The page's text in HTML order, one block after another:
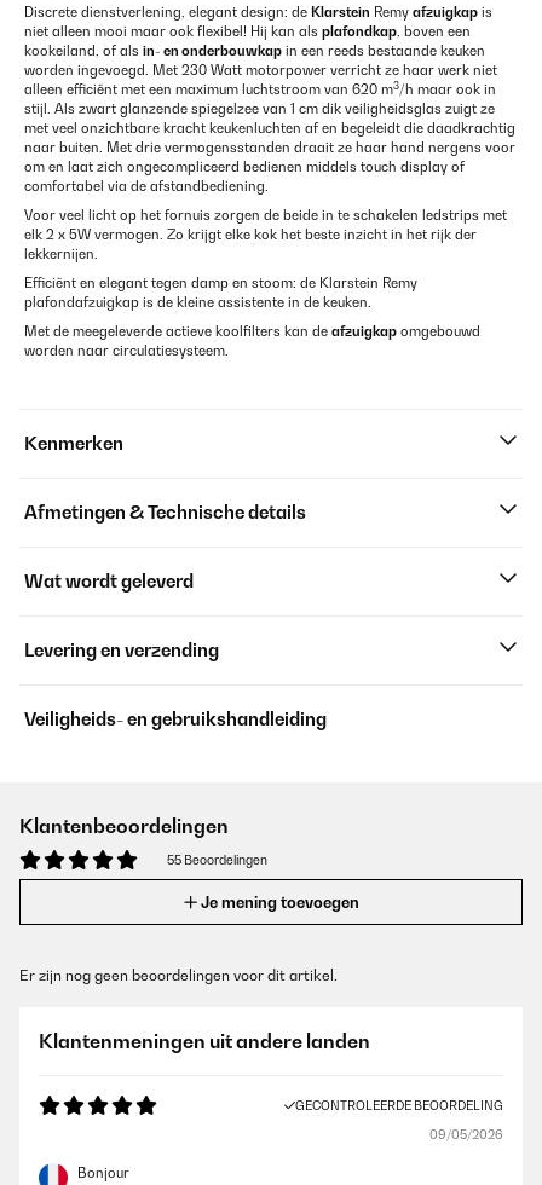
Discrete dienstverlening, elegant design: de Klarstein Remy afzuigkap is
niet alleen mooi maar ook flexibel! Hij kan als plafondkap, boven een
kookeiland, of als in- en onderbouwkap in een reeds bestaande keuken
worden ingevoegd. Met 230 Watt motorpower verricht ze haar werk niet
alleen efficiënt met een maximum luchtstroom van 620 m3/h maar ook in
stijl. Als zwart glanzende spiegelzee van 1 cm dik veiligheidsglas zuigt ze
met veel onzichtbare kracht keukenluchten af en begeleidt die daadkrachtig
naar buiten. Met drie vermogensstanden draait ze haar hand nergens voor
om en laat zich ongecompliceerd bedienen middels touch display of
comfortabel via de afstandbediening.
Voor veel licht op het fornuis zorgen de beide in te schakelen ledstrips met
elk 2 x 5W vermogen. Zo krijgt elke kok het beste inzicht in het rijk der
lekkernijen.
Efficiënt en elegant tegen damp en stoom: de Klarstein Remy
plafondafzuigkap is de kleine assistente in de keuken.
Met de meegeleverde actieve koolfilters kan de afzuigkap omgebouwd
worden naar circulatiesysteem.
Kenmerken
Afmetingen & Technische details
Wat wordt geleverd
Levering en verzending
Veiligheids- en gebruikshandleiding
Klantenbeoordelingen
55 Beoordelingen
Je mening toevoegen
Er zijn nog geen beoordelingen voor dit artikel.
Klantenmeningen uit andere landen
GECONTROLEERDE BEOORDELING
09/05/2026
Bonjour